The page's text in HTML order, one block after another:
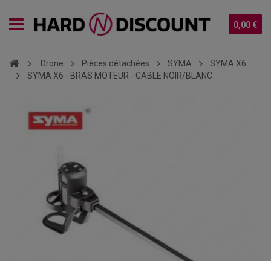
0,00 €
Drone Pièces détachées SYMA
SYMA X6
SYMA X6 - BRAS MOTEUR - CABLE NOIR/BLANC